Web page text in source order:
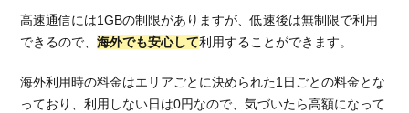
どん
なと
WiFi
のメ
高速通信には1GBの制限がありますが、低速後は無制限で利用
できるので、海外でも安心して利用することができます。
海外利用時の料金はエリアごとに決められた1日ごとの料金とな
っており、利用しない日は0円なので、気づいたら高額になって